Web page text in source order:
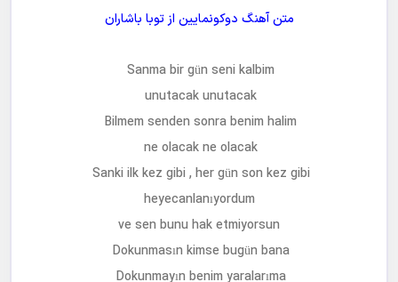
متن آهنگ دوکونمایین ازتوبا باشاران
Sanma bir gün seni kalbim
unutacak unutacak
Bilmem senden sonra benim halim
ne olacak ne olacak
Sanki ilk kez gibi , her gün son kez gibi
heyecanlanıyordum
ve sen bunu hak etmiyorsun
Dokunmasın kimse bugün bana
Dokunmayın benim yaralarıma